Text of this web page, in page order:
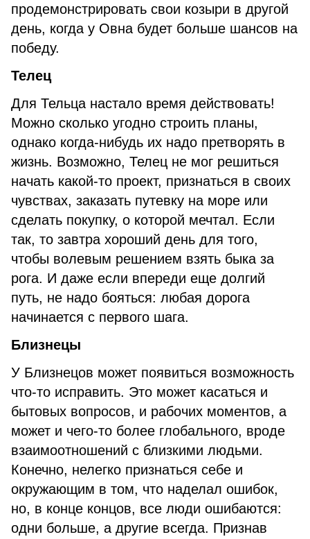
продемонстрировать свои козыри в другой
день, когда у Овна будет больше шансов на
победу.
Телец
Для Тельца настало время действовать!
Можно сколько угодно строить планы,
однако когда-нибудь их надо претворять в
жизнь. Возможно, Телец не мог решиться
начать какой-то проект, признаться в своих
чувствах, заказать путевку на море или
сделать покупку, о которой мечтал. Если
так, то завтра хороший день для того,
чтобы волевым решением взять быка за
рога. И даже если впереди еще долгий
путь, не надо бояться: любая дорога
начинается с первого шага.
Близнецы
У Близнецов может появиться возможность
что-то исправить. Это может касаться и
бытовых вопросов, и рабочих моментов, а
может и чего-то более глобального, вроде
взаимоотношений с близкими людьми.
Конечно, нелегко признаться себе и
окружающим в том, что наделал ошибок,
но, в конце концов, все люди ошибаются:
одни больше, а другие всегда. Признав